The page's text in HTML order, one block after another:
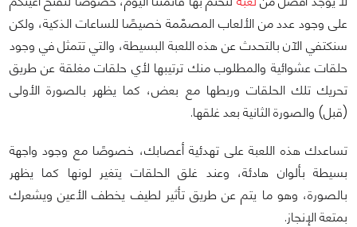
على وجود عدد من الألعاب المصمّمة خصيصًا للساعات الذكية، ولكن
سنكتفي الآن بالتحدث عن هذه اللعبة البسيطة، والتي تتمثل في وجود
حلقات عشوائية والمطلوب منك ترتيبها لأي حلقات مغلقة عن طريق
تحريك تلك الحلقات وربطها مع بعض، كما يظهر بالصورة الأولى
(قبل) والصورة الثانية بعد غلقها.
تساعدك هذه اللعبة على تهدئية أعصابك، خصوصًا مع وجود واجهة
بسيطة بألوان هادئة، وعند غلق الحلقات يتغير لونها كما يظهر
بالصورة، وهو ما يتم عن طريق تأثير لطيف يخطف الأعين ويشعرك
بمتعة الإنجاز.